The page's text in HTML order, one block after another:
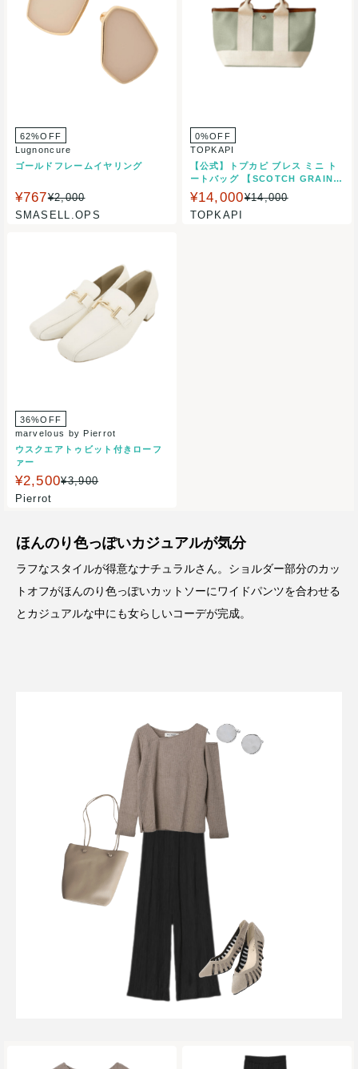
62%OFF
Lugnoncure
ゴールドフレームイヤリング
¥767¥2,000
SMASELL.OPS
0%OFF
TOPKAPI
【公式】トプカピ ブレス ミニ ト
ートバッグ 【SCOTCH GRAIN
スコッチグレイン ネオレザー】
トート バッグ レディース 小さめ
Breath TOPKAPI 日本製 軽量 ギ
¥14,000¥14,000
TOPKAPI
36%OFF
marvelous by Pierrot
ウスクエアトゥビット付きローフ
ァー
¥2,500¥3,900
Pierrot
ほんのり色っぽいカジュアルが気分
ラフなスタイルが得意なナチュラルさん。ショルダー部分のカッ
トオフがほんのり色っぽいカットソーにワイドパンツを合わせる
とカジュアルな中にも女らしいコーデが完成。